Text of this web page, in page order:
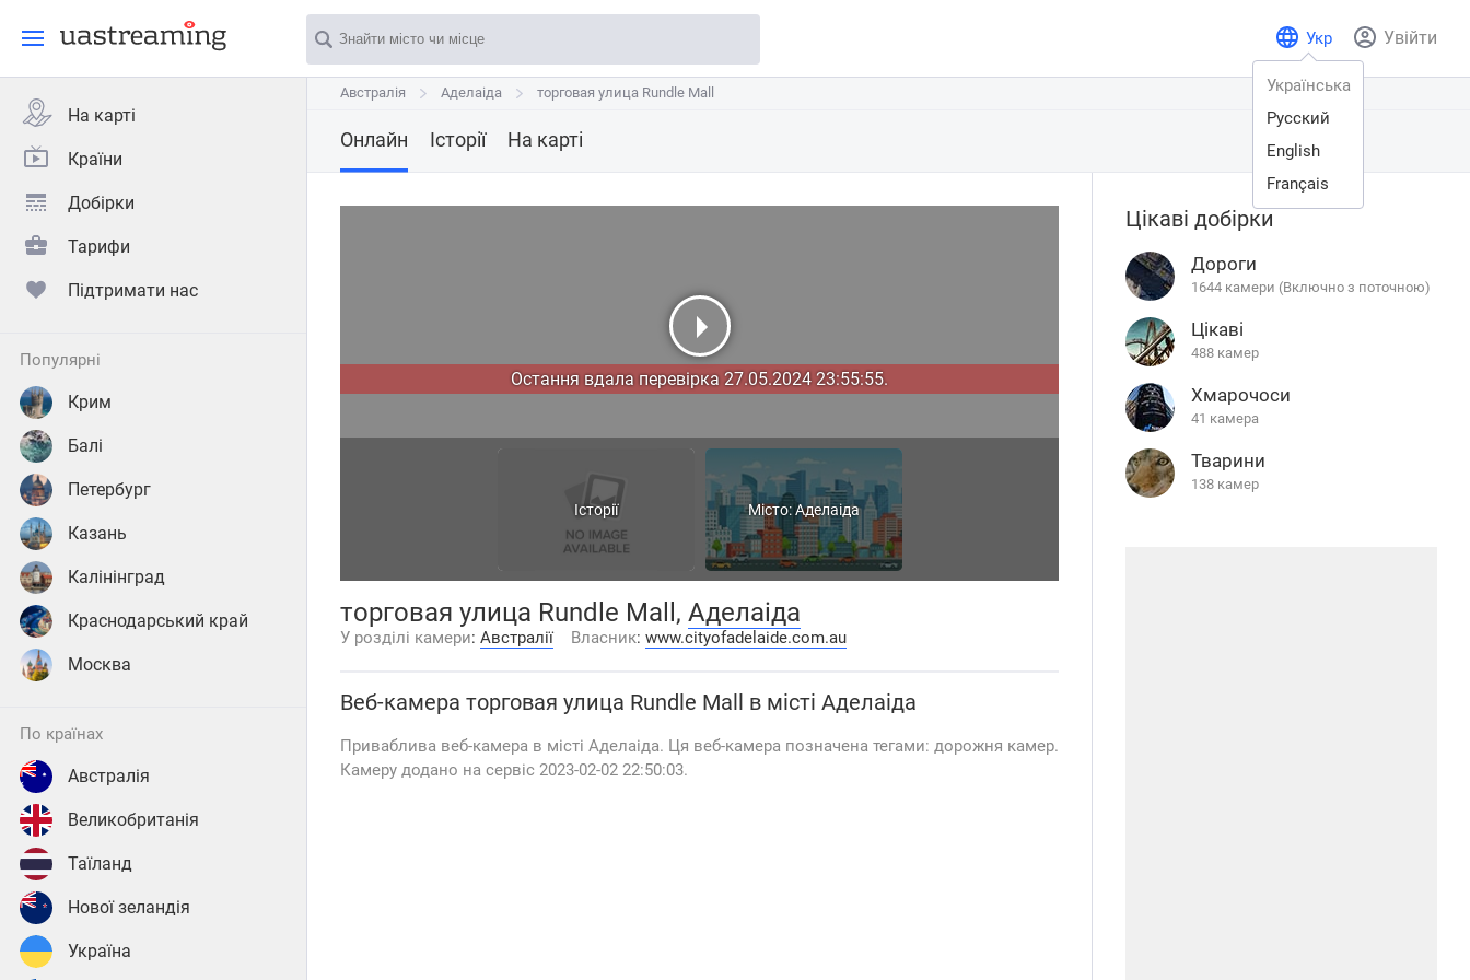
Увійти
Укр
Українська
Русский
English
Français
На карті
Країни
Добірки
Тарифи
Підтримати нас
популярні
Крим
Балі
Петербург
Казань
Калінінград
Краснодарський край
Москва
по країнах
Австралія
Великобританія
Таїланд
Нової зеландія
Україна
Австралія Аделаіда торговая улица Rundle Mall
Австралія Аделаіда торговая улица Rundle Mall
Онлайн Історії На карті
Остання вдала перевірка 27.05.2024 23:55:55.
Історії Місто: Аделаіда
торговая улица Rundle Mall, Аделаіда
У розділі камери: Австралії Власник: www.cityofadelaide.com.au
Веб-камера торговая улица Rundle Mall в місті Аделаіда
Приваблива веб-камера в місті Аделаіда. Ця веб-камера позначена тегами: дорожня камер.
Камеру додано на сервіс 2023-02-02 22:50:03.
Цікаві добірки
Дороги
1644 камери (Включно з поточною)
Цікаві
488 камер
Хмарочоси
41 камера
Тварини
138 камер